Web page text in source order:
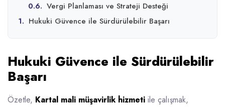
0.6. Vergi Planlaması ve Strateji Desteği
1. Hukuki Güvence ile Sürdürülebilir Başarı
Hukuki Güvence ile Sürdürülebilir
Başarı
Özetle, Kartal mali müşavirlik hizmeti ile çalışmak,